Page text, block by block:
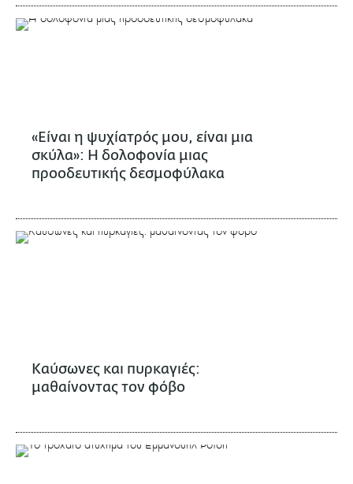
«Είναι η ψυχίατρός μου, είναι μια
σκύλα»: Η δολοφονία μιας
προοδευτικής δεσμοφύλακα
Καύσωνες και πυρκαγιές:
μαθαίνοντας τον φόβο